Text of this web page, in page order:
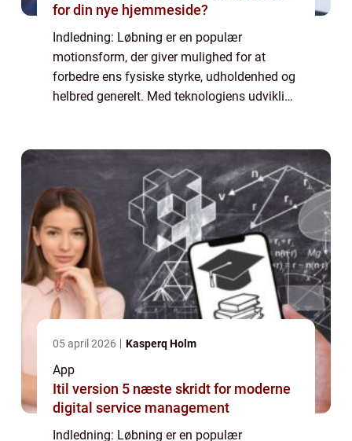
for din nye hjemmeside?
Indledning: Løbning er en populær
motionsform, der giver mulighed for at
forbedre ens fysiske styrke, udholdenhed og
helbred generelt. Med teknologiens udvikling
05 april 2026 Kasperq Holm
App
Itil version 5 næste skridt for moderne
digital service management
Indledning: Løbning er en populær